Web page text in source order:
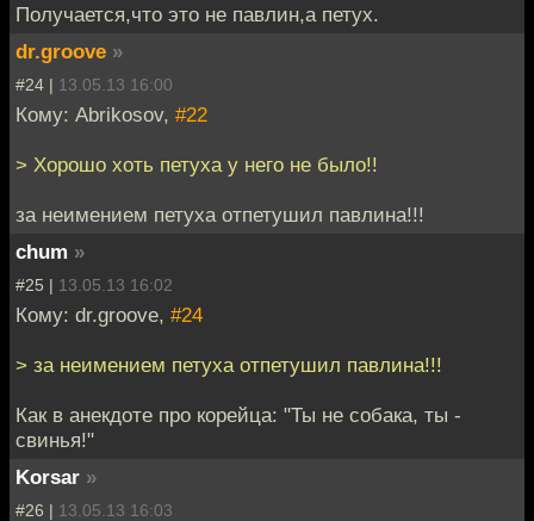
Получается,что это не павлин,а петух.
dr.groove »
#24 | 13.05.13 16:00
Кому: Abrikosov, #22
> Хорошо хоть петуха у него не было!!
за неимением петуха отпетушил павлина!!!
chum »
#25 | 13.05.13 16:02
Кому: dr.groove, #24
> за неимением петуха отпетушил павлина!!!
Как в анекдоте про корейца: "Ты не собака, ты -
свинья!"
Korsar »
#26 | 13.05.13 16:03